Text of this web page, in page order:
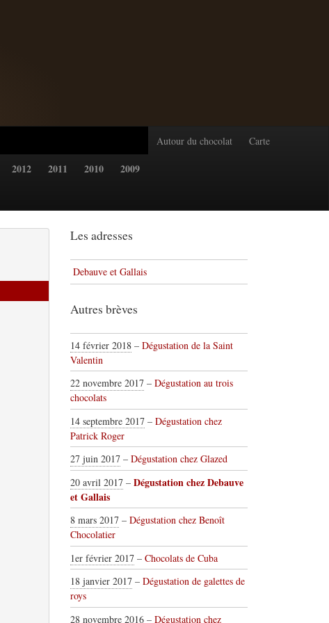
2012 2011 2010 2009
Autour du chocolat Carte
Les adresses
Debauve et Gallais
Autres brèves
14 février 2018 – Dégustation de la Saint
Valentin
22 novembre 2017 – Dégustation au trois
chocolats
14 septembre 2017 – Dégustation chez
Patrick Roger
27 juin 2017 – Dégustation chez Glazed
20 avril 2017 – Dégustation chez Debauve
et Gallais
8 mars 2017 – Dégustation chez Benoît
Chocolatier
1er février 2017 – Chocolats de Cuba
18 janvier 2017 – Dégustation de galettes de
roys
28 novembre 2016 – Dégustation chez